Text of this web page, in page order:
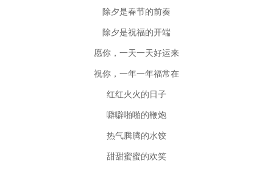
除夕是春节的前奏
除夕是祝福的开端
愿你，一天一天好运来
祝你，一年一年福常在
红红火火的日子
噼噼啪啪的鞭炮
热气腾腾的水饺
甜甜蜜蜜的欢笑